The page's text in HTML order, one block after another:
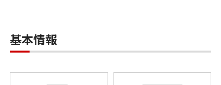
基本情報